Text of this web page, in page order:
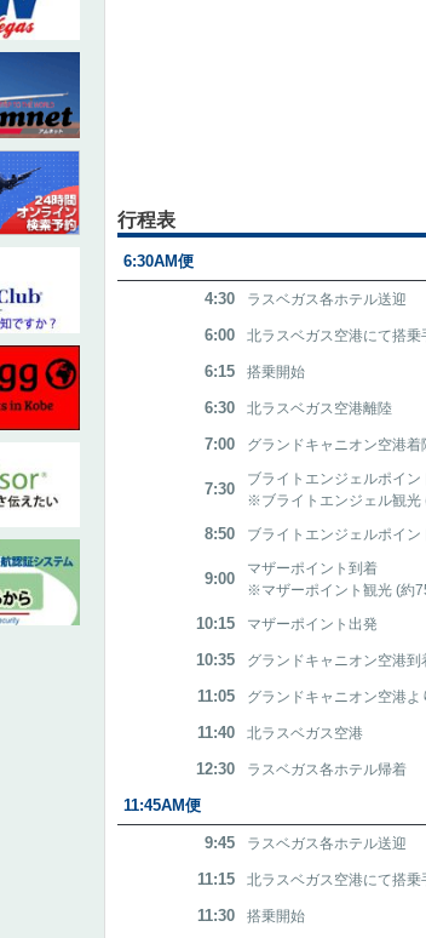
行程表
6:30AM便
4:30 ラスベガス各ホテル送迎
6:00 北ラスベガス空港にて搭乗
6:15 搭乗開始
6:30 北ラスベガス空港離陸
7:00 グランドキャニオン空港着
7:30
ブライトエンジェルポイン
※ブライトエンジェル観光
8:50 ブライトエンジェルポイン
9:00
マザーポイント到着
※マザーポイント観光 (約
10:15 マザーポイント出発
10:35 グランドキャニオン空港到
11:05 グランドキャニオン空港
11:40 北ラスベガス空港
12:30 ラスベガス各ホテル帰着
11:45AM便
9:45 ラスベガス各ホテル送迎
11:15 北ラスベガス空港にて搭乗
11:30 搭乗開始